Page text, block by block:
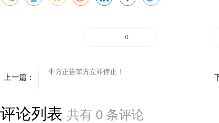
0
上一篇：
中方正告菲方立即停止！
评论列表 共有 0 条评论